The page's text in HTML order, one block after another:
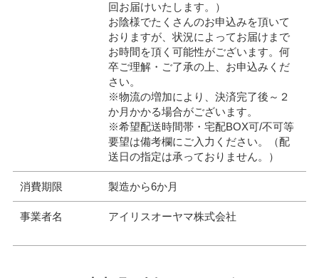
回お届けいたします。）
お陰様でたくさんのお申込みを頂いて
おりますが、状況によってお届けまで
お時間を頂く可能性がございます。何
卒ご理解・ご了承の上、お申込みくだ
さい。
※物流の増加により、決済完了後～２
か月かかる場合がございます。
※希望配送時間帯・宅配BOX可/不可等
要望は備考欄にご入力ください。（配
送日の指定は承っておりません。）
消費期限 製造から6か月
事業者名 アイリスオーヤマ株式会社